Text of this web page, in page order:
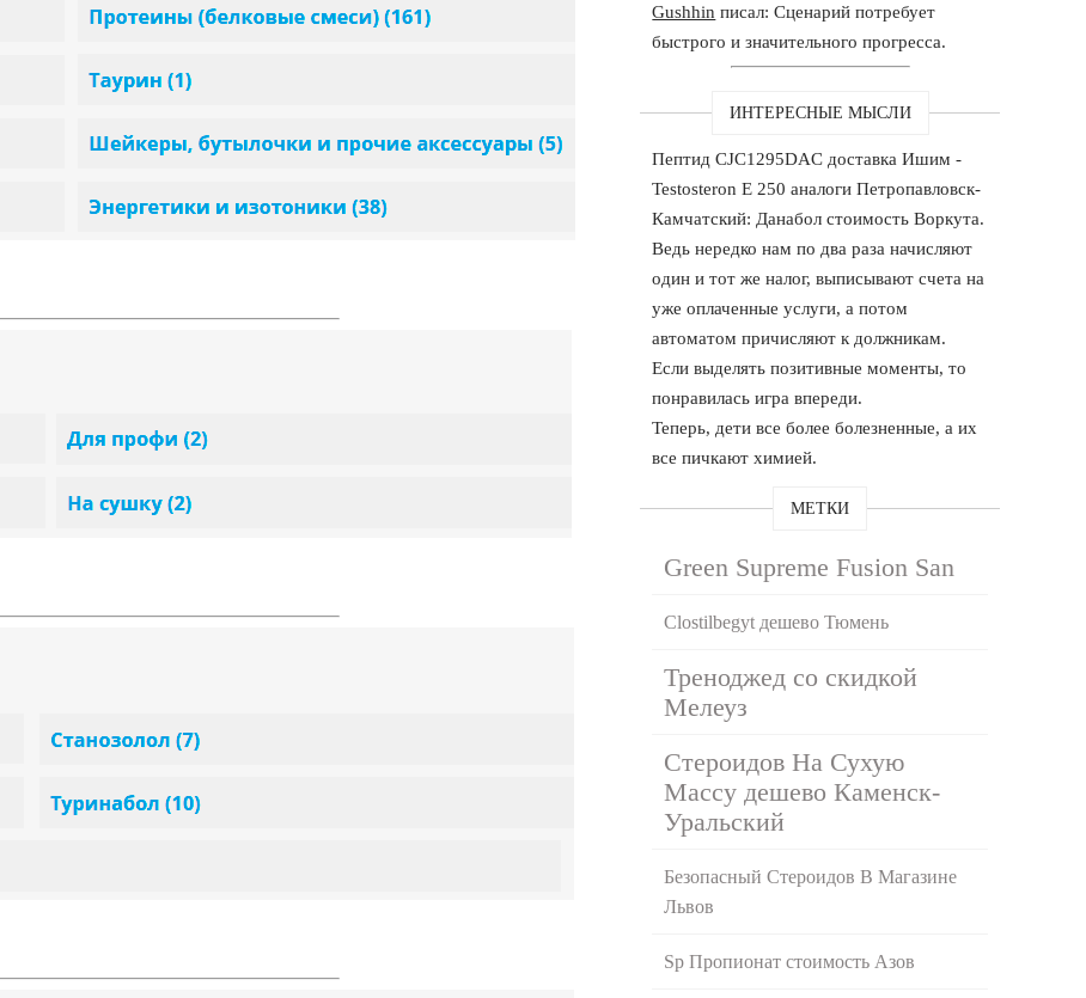
Gushhin писал: Сценарий потребует
быстрого и значительного прогресса.
ИНТЕРЕСНЫЕ МЫСЛИ
Пептид CJC1295DAC доставка Ишим -
Testosteron E 250 аналоги Петропавловск-
Камчатский: Данабол стоимость Воркута.
Ведь нередко нам по два раза начисляют
один и тот же налог, выписывают счета на
уже оплаченные услуги, а потом
автоматом причисляют к должникам.
Если выделять позитивные моменты, то
понравилась игра впереди.
Теперь, дети все более болезненные, а их
все пичкают химией.
МЕТКИ
Green Supreme Fusion San
Clostilbegyt дешево Тюмень
Треноджед со скидкой
Мелеуз
Стероидов На Сухую
Массу дешево Каменск-
Уральский
Безопасный Стероидов В Магазине
Львов
Sp Пропионат стоимость Азов